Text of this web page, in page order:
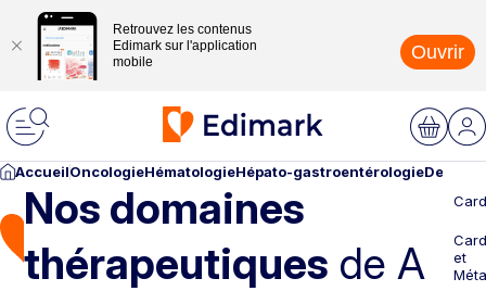
Retrouvez les contenus
Edimark sur l'application
mobile
Ouvrir
AccueilOncologieHématologieHépato-gastroentérologie
Nos domaines
thérapeutiques de A
et